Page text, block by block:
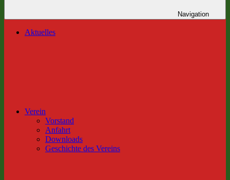
Navigation
Aktuelles
Verein
Vorstand
Anfahrt
Downloads
Geschichte des Vereins